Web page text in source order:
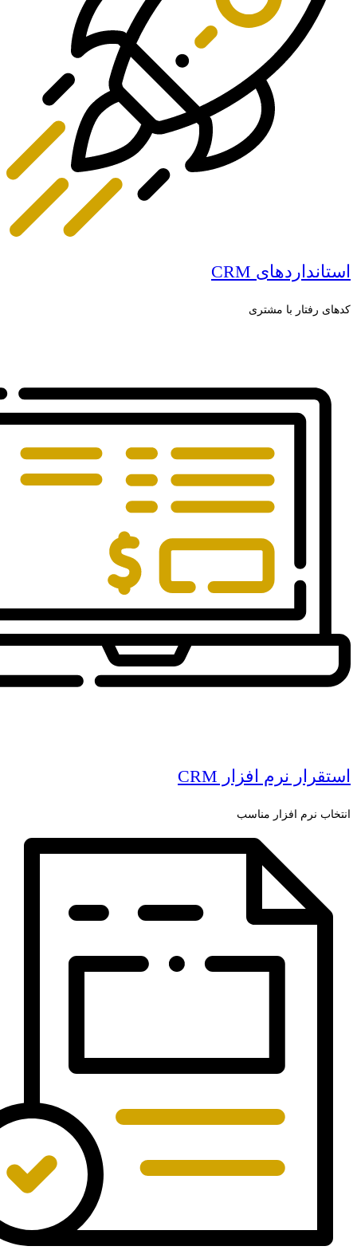
استانداردهای CRM
کدهای رفتار با مشتری
استقرار نرم افزار CRM
انتخاب نرم افزار مناسب